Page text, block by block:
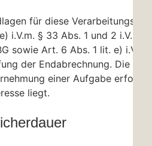
für diese
i.V.m. § 33 Abs. 1 und 2 i.V.m.
sowie Art. 6 Abs. 1 lit. e) i.V.m.
der Endabrechnung. Die
einer Aufgabe
liegt.